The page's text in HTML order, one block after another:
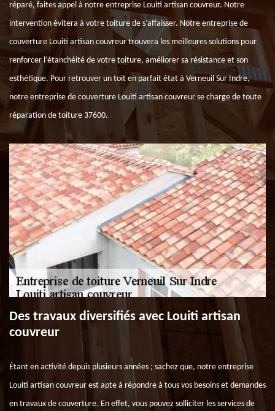
réparé, faites appel à notre entreprise Louiti artisan couvreur. Notre
intervention évitera à votre toiture de s’affaisser. Notre entreprise de
couverture Louiti artisan couvreur trouvera les meilleures solutions pour
renforcer l’étanchéité de votre toiture, améliorer sa résistance et son
esthétique. Pour retrouver un toit en parfait état à Verneuil Sur Indre,
notre entreprise de couverture Louiti artisan couvreur se charge de toute
réparation de toiture 37600.
Des travaux diversifiés avec Louiti artisan
couvreur
Étant en activité depuis plusieurs années ; sachez que, notre entreprise
Louiti artisan couvreur est apte à répondre à tous vos besoins et demandes
en travaux de couverture. En effet, vous pouvez solliciter les services de